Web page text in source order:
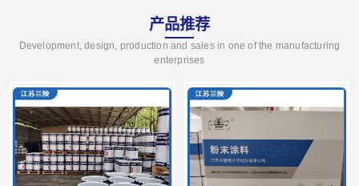
产品推荐
Development, design, production and sales in one of the manufacturing
enterprises